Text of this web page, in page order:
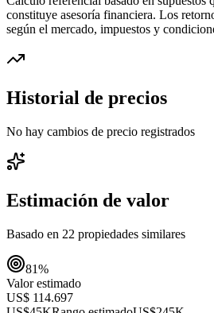
constituye asesoría financiera. Los
según el mercado, impuestos y
Historial de precios
No hay cambios de precio registrados
Estimación de valor
Basado en 22 propiedades similares
81%
Valor estimado
US$ 114.697